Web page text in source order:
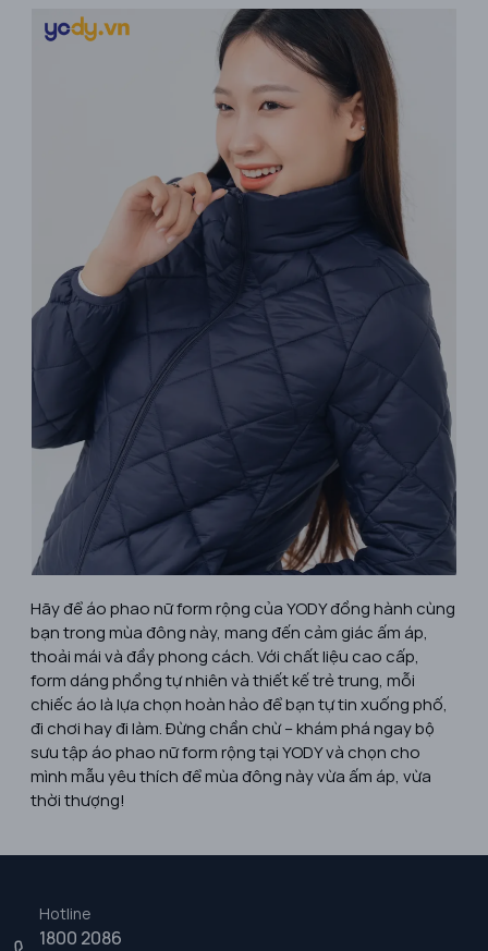
Hãy để áo phao nữ form rộng của YODY đồng hành cùng
bạn trong mùa đông này, mang đến cảm giác ấm áp,
thoải mái và đầy phong cách. Với chất liệu cao cấp,
form dáng phồng tự nhiên và thiết kế trẻ trung, mỗi
chiếc áo là lựa chọn hoàn hảo để bạn tự tin xuống phố,
đi chơi hay đi làm. Đừng chần chừ – khám phá ngay bộ
sưu tập áo phao nữ form rộng tại YODY và chọn cho
mình mẫu yêu thích để mùa đông này vừa ấm áp, vừa
thời thượng!
Hotline
1800 2086